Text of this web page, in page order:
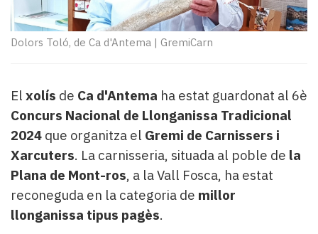
teva!
Subscriptors
La
Pallars
Contingut
patrocinat
Lo
més
llegit...
Editorial
Dolors Toló, de Ca d'Antema | GremiCarn
El xolís de Ca d'Antema ha estat guardonat al 6è
Concurs Nacional de Llonganissa Tradicional
2024 que organitza el Gremi de Carnissers i
Xarcuters. La carnisseria, situada al poble de la
Plana de Mont-ros, a la Vall Fosca, ha estat
reconeguda en la categoria de millor
llonganissa tipus pagès.